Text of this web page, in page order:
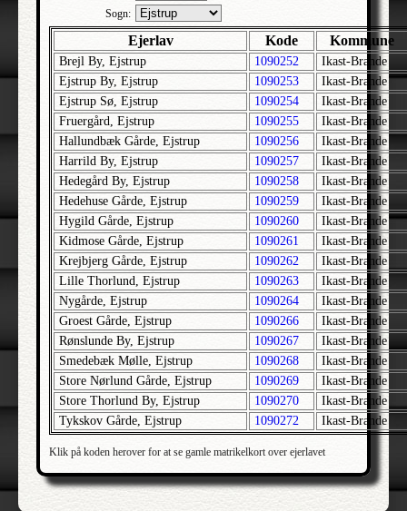
Aller | Sønder Tyrstrup | Haderslev
Allerslev | Bårse | Præstø
Allerslev | Voldborg | Roskilde
Allerup | Åsum | Odense
Allese | Lunde | Odense
Alleshave | Skippinge | Holbæk
Allested | Sallinge | Svendborg
Allested | Sunds | Svendborg
Allindemagle | Ringsted | Sorø
Alling | Gjern | Skanderborg
Allinge-Sandvig | Bornholm Nørre | Bornholm
Almind | Brusk | Vejle
Almind | Lysgård | Viborg
Alrø | Hads | Århus
Als | Hindsted | Ålborg
Alslev | Fakse | Præstø
Alslev | Skast | Ribe
Alstrup | Gislum | Ålborg
Sogn:
Ejerlav Kode Kommune
Brejl By, Ejstrup 1090252
Ikast-Brande
Ejstrup By, Ejstrup
1090253
Ikast-Brande
Ejstrup Sø, Ejstrup
1090254
Ikast-Brande
Fruergård, Ejstrup
1090255
Ikast-Brande
Hallundbæk Gårde, Ejstrup
1090256
Ikast-Brande
Harrild By, Ejstrup
1090257
Ikast-Brande
Hedegård By, Ejstrup
1090258
Ikast-Brande
Hedehuse Gårde, Ejstrup
1090259
Ikast-Brande
Hygild Gårde, Ejstrup
1090260
Ikast-Brande
Kidmose Gårde, Ejstrup
1090261
Ikast-Brande
Krejbjerg Gårde, Ejstrup
1090262
Ikast-Brande
Lille Thorlund, Ejstrup
1090263
Ikast-Brande
Nygårde, Ejstrup
1090264
Ikast-Brande
Groest Gårde, Ejstrup
1090266
Ikast-Brande
Rønslunde By, Ejstrup
1090267
Ikast-Brande
Smedebæk Mølle, Ejstrup
1090268
Ikast-Brande
Store Nørlund Gårde, Ejstrup
1090269
Ikast-Brande
Store Thorlund By, Ejstrup
1090270
Ikast-Brande
Tykskov Gårde, Ejstrup
1090272 Ikast-Brande
Klik på koden herover for at se gamle matrikelkort over ejerlavet